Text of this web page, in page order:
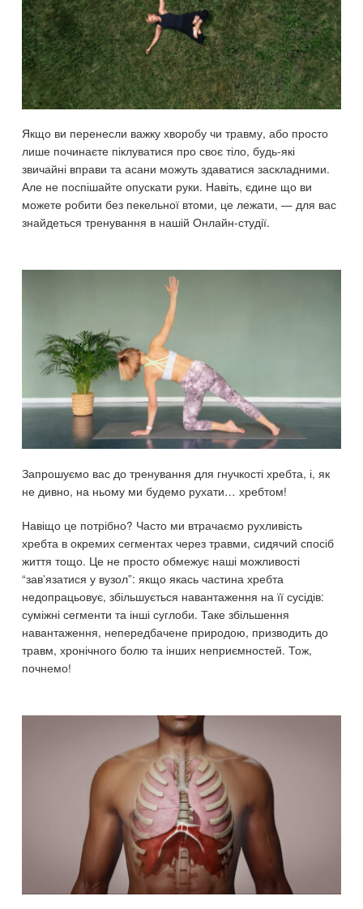
Якщо ви перенесли важку хворобу чи травму, або просто
лише починаєте піклуватися про своє тіло, будь-які
звичайні вправи та асани можуть здаватися заскладними.
Але не поспішайте опускати руки. Навіть, єдине що ви
можете робити без пекельної втоми, це лежати, — для вас
знайдеться тренування в нашій Онлайн-студії.
Запрошуємо вас до тренування для гнучкості хребта, і, як
не дивно, на ньому ми будемо рухати… хребтом!
Навіщо це потрібно? Часто ми втрачаємо рухливість
хребта в окремих сегментах через травми, сидячий спосіб
життя тощо. Це не просто обмежує наші можливості
“зав’язатися у вузол”: якщо якась частина хребта
недопрацьовує, збільшується навантаження на її сусідів:
суміжні сегменти та інші суглоби. Таке збільшення
навантаження, непередбачене природою, призводить до
травм, хронічного болю та інших неприємностей. Тож,
почнемо!